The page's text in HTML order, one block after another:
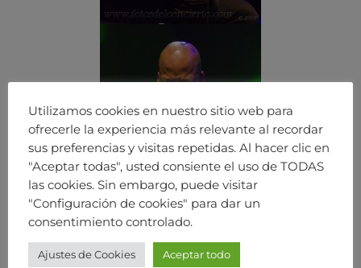
Utilizamos cookies en nuestro sitio web para
ofrecerle la experiencia más relevante al recordar
sus preferencias y visitas repetidas. Al hacer clic en
"Aceptar todas", usted consiente el uso de TODAS
las cookies. Sin embargo, puede visitar
"Configuración de cookies" para dar un
consentimiento controlado.
Ajustes de Cookies Aceptar todo